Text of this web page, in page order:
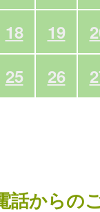
18 19
25 26
話からの